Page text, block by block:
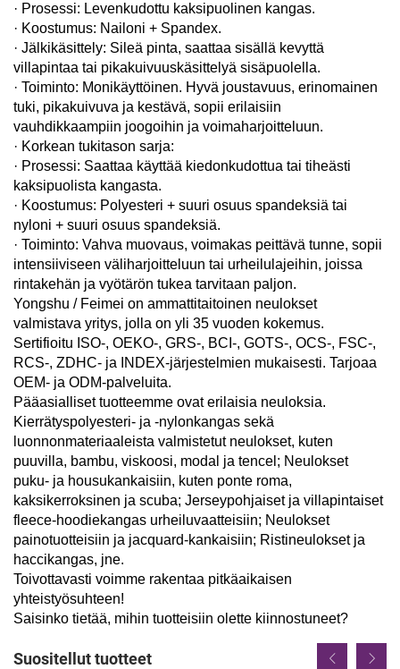
· Prosessi: Levenkudottu kaksipuolinen kangas.
· Koostumus: Nailoni + Spandex.
· Jälkikäsittely: Sileä pinta, saattaa sisällä kevyttä
villapintaa tai pikakuivuuskäsittelyä sisäpuolella.
· Toiminto: Monikäyttöinen. Hyvä joustavuus, erinomainen
tuki, pikakuivuva ja kestävä, sopii erilaisiin
vauhdikkaampiin joogoihin ja voimaharjoitteluun.
· Korkean tukitason sarja:
· Prosessi: Saattaa käyttää kiedonkudottua tai tiheästi
kaksipuolista kangasta.
· Koostumus: Polyesteri + suuri osuus spandeksiä tai
nyloni + suuri osuus spandeksiä.
· Toiminto: Vahva muovaus, voimakas peittävä tunne, sopii
intensiiviseen väliharjoitteluun tai urheilulajeihin, joissa
rintakehän ja vyötärön tukea tarvitaan paljon.
Yongshu / Feimei on ammattitaitoinen neulokset
valmistava yritys, jolla on yli 35 vuoden kokemus.
Sertifioitu ISO-, OEKO-, GRS-, BCI-, GOTS-, OCS-, FSC-,
RCS-, ZDHC- ja INDEX-järjestelmien mukaisesti. Tarjoaa
OEM- ja ODM-palveluita.
Pääasialliset tuotteemme ovat erilaisia neuloksia.
Kierrätyspolyesteri- ja -nylonkangas sekä
luonnonmateriaaleista valmistetut neulokset, kuten
puuvilla, bambu, viskoosi, modal ja tencel; Neulokset
puku- ja housukankaisiin, kuten ponte roma,
kaksikerroksinen ja scuba; Jerseypohjaiset ja villapintaiset
fleece-hoodiekangas urheiluvaatteisiin; Neulokset
painotuotteisiin ja jacquard-kankaisiin; Ristineulokset ja
haccikangas, jne.
Toivottavasti voimme rakentaa pitkäaikaisen
yhteistyösuhteen!
Saisinko tietää, mihin tuotteisiin olette kiinnostuneet?
Suositellut tuotteet